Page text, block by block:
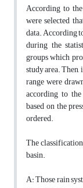
According to
were selected
data. According
during the
groups which
study area.
range were
according to
based on the
ordered.
The
basin.
A: Those rain